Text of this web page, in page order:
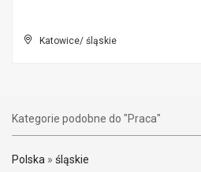
Katowice/ śląskie
Kategorie podobne do "Praca"
Polska » śląskie